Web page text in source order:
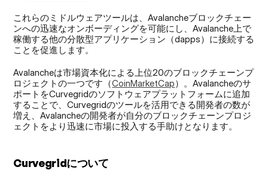
これらのミドルウェアツールは、Avalancheブロックチェー
ンへの迅速なオンボーディングを可能にし、Avalanche上で
稼働する他の分散型アプリケーション（dapps）に接続する
ことを促進します。
Avalancheは市場資本化による上位20のブロックチェーンプ
ロジェクトの一つです（CoinMarketCap）。Avalancheのサ
ポートをCurvegridのソフトウェアプラットフォームに追加
することで、Curvegridのツールを活用できる開発者の数が
増え、Avalancheの開発者が自分のブロックチェーンプロジ
ェクトをより迅速に市場に投入する手助けとなります。
Curvegridについて